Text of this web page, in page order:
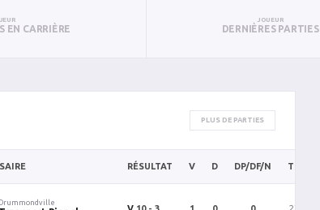
EN CARRIÈRE
JOUEUR
DERNIÈRES PARTIES
PLUS DE PARTIES
RÉSULTAT V D DP/DF/N TC
Drummondville
V 10 - 3 1 0 0 27